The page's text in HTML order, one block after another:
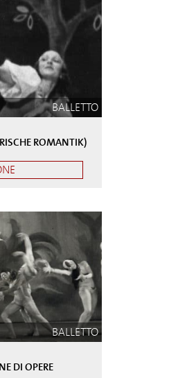
BALLETTO
ROMANTIK)
BALLETTO
DI OPERE